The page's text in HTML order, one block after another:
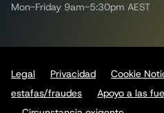
Mon-Friday 9am-5:30pm AEST
Legal Privacidad Cookie
estafas/fraudes
Apoyo a las